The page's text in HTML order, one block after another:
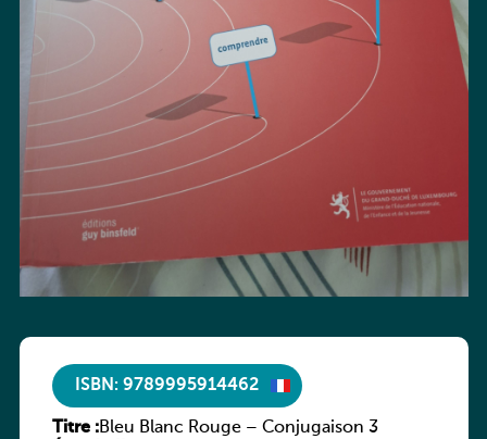
ISBN: 9789995914462
Titre :Bleu Blanc Rouge – Conjugaison 3